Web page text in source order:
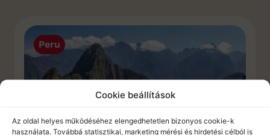
Cookie beállítások
Az oldal helyes működéséhez elengedhetetlen bizonyos cookie-k
használata. Továbbá statisztikai, marketing mérési és hirdetési célból is
Peru